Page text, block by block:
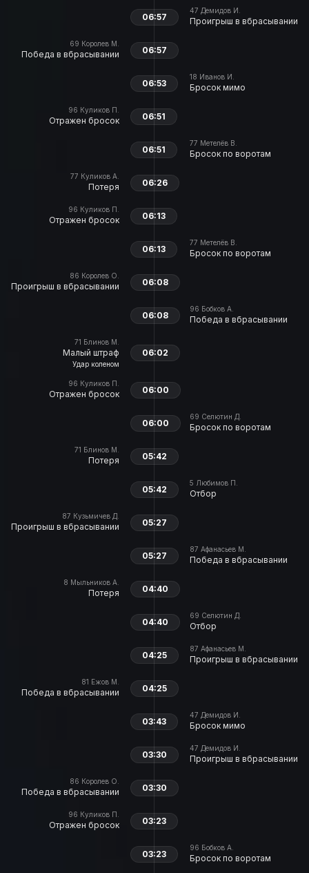
47 Демидов И.
Проигрыш в вбрасывании
06:57
69 Королев М.
Победа в вбрасывании 06:57
18 Иванов И.
Бросок мимо
06:53
96 Куликов П.
Отражен бросок 06:51
77 Метелёв В.
Бросок по воротам
06:51
77 Куликов А.
Потеря 06:26
96 Куликов П.
Отражен бросок 06:13
77 Метелёв В.
Бросок по воротам
06:13
86 Королев О.
Проигрыш в вбрасывании 06:08
96 Бобков А.
Победа в вбрасывании
06:08
71 Блинов М.
Малый штраф
Удар коленом
06:02
96 Куликов П.
Отражен бросок 06:00
69 Селютин Д.
Бросок по воротам
06:00
71 Блинов М.
Потеря 05:42
5 Любимов П.
Отбор
05:42
87 Кузьмичев Д.
Проигрыш в вбрасывании 05:27
87 Афанасьев М.
Победа в вбрасывании
05:27
8 Мыльников А.
Потеря 04:40
69 Селютин Д.
Отбор
04:40
87 Афанасьев М.
Проигрыш в вбрасывании
04:25
81 Ежов М.
Победа в вбрасывании 04:25
47 Демидов И.
Бросок мимо
03:43
47 Демидов И.
Проигрыш в вбрасывании
03:30
86 Королев О.
Победа в вбрасывании 03:30
96 Куликов П.
Отражен бросок 03:23
96 Бобков А.
Бросок по воротам
03:23